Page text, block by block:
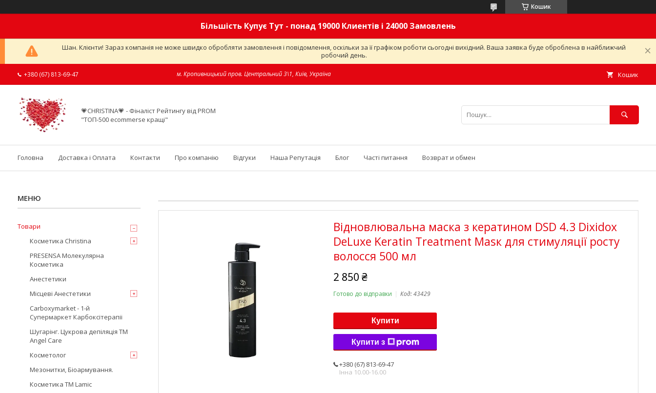
Кошик
Більшість Купує Тут - понад 19000 Клиентів і 24000 Замовлень
Шан. Клієнти! Зараз компанія не може швидко обробляти замовлення і повідомлення, оскільки за її графіком роботи сьогодні вихідний. Ваша заявка буде оброблена в найближчий
робочий день.
+380 (67) 813-69-47 м. Кропивницький пров. Центральний 3\1, Київ, Україна Кошик
💗CHRISTINA💗 - Фіналіст Рейтингу від PROM
"ТОП-500 ecommerse кращі"
Головна Доставка і Оплата Контакти Про компанію Відгуки Наша Репутація Блог Часті питання Возврат и обмен
Відновлювальна маска з кератином DSD 4.3 Dixidox
DeLuxe Keratin Treatment Маѕк для стимуляції росту
волосся 500 мл
2 850 ₴
Готово до відправки Код:43429
Купити
Купити з
+380 (67) 813-69-47
Інна 10.00-16.00
Товари
Косметика Christina
PRESENSA Молекулярна
Косметика
Анестетики
Місцеві Анестетики
Carboxymarket - 1-й
Супермаркет Карбоксітерапіі
Шугарінг. Цукрова депіляція TM
Angel Care
Косметолог
Мезонитки, Біоармування.
Косметика TM Lamic